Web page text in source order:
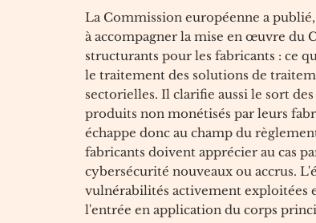
La Commission européenne a
à accompagner la mise en œuvre du
structurants pour les fabricants : ce
le traitement des solutions de
sectorielles. Il clarifie aussi le sort
produits non monétisés par leurs
échappe donc au champ du
fabricants doivent apprécier au cas
cybersécurité nouveaux ou accrus.
vulnérabilités activement exploitées
l'entrée en application du corps